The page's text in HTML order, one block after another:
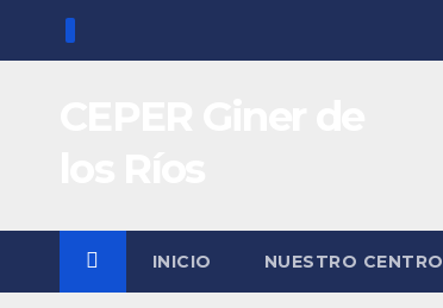
INICIO NUESTRO CENTRO